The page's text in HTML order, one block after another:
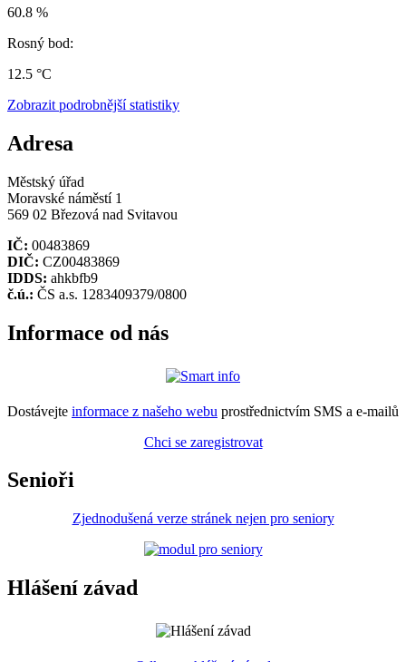
60.8 %
Rosný bod:
12.5 °C
Zobrazit podrobnější statistiky
Adresa
Městský úřad
Moravské náměstí 1
569 02 Březová nad Svitavou
IČ: 00483869
DIČ: CZ00483869
IDDS: ahkbfb9
č.ú.: ČS a.s. 1283409379/0800
Informace od nás
Dostávejte informace z našeho webu prostřednictvím SMS a e-mailů
Chci se zaregistrovat
Senioři
Zjednodušená verze stránek nejen pro seniory
Hlášení závad